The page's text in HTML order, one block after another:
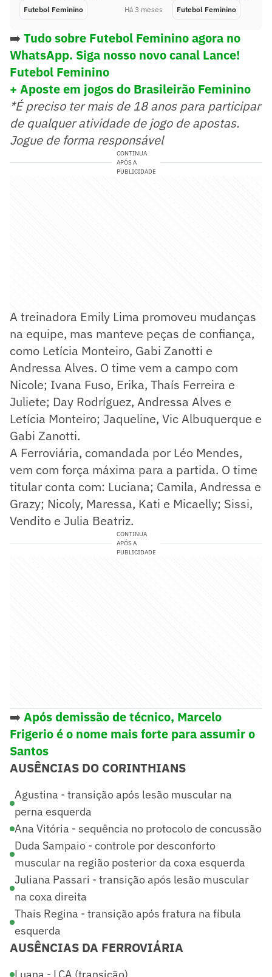
Futebol Feminino Há 3 meses Futebol Feminino
➡️ Tudo sobre Futebol Feminino agora no
WhatsApp. Siga nosso novo canal Lance!
Futebol Feminino
+ Aposte em jogos do Brasileirão Feminino
*É preciso ter mais de 18 anos para participar
de qualquer atividade de jogo de apostas.
Jogue de forma responsável
CONTINUA
APÓS A
PUBLICIDADE
A treinadora Emily Lima promoveu mudanças
na equipe, mas manteve peças de confiança,
como Letícia Monteiro, Gabi Zanotti e
Andressa Alves. O time vem a campo com
Nicole; Ivana Fuso, Erika, Thaís Ferreira e
Juliete; Day Rodríguez, Andressa Alves e
Letícia Monteiro; Jaqueline, Vic Albuquerque e
Gabi Zanotti.
A Ferroviária, comandada por Léo Mendes,
vem com força máxima para a partida. O time
titular conta com: Luciana; Camila, Andressa e
Grazy; Nicoly, Maressa, Kati e Micaelly; Sissi,
Vendito e Julia Beatriz.
CONTINUA
APÓS A
PUBLICIDADE
➡️ Após demissão de técnico, Marcelo
Frigerio é o nome mais forte para assumir o
Santos
AUSÊNCIAS DO CORINTHIANS
Agustina - transição após lesão muscular na
perna esquerda
Ana Vitória - sequência no protocolo de concussão
Duda Sampaio - controle por desconforto
muscular na região posterior da coxa esquerda
Juliana Passari - transição após lesão muscular
na coxa direita
Thais Regina - transição após fratura na fíbula
esquerda
AUSÊNCIAS DA FERROVIÁRIA
Luana - LCA (transição)